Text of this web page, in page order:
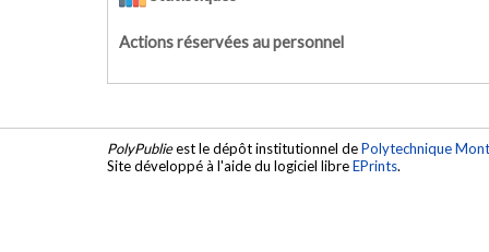
Actions réservées au personnel
PolyPublieest le dépôt institutionnel dePolytechnique
Site développé à l'aide du logiciel libreEPrints.